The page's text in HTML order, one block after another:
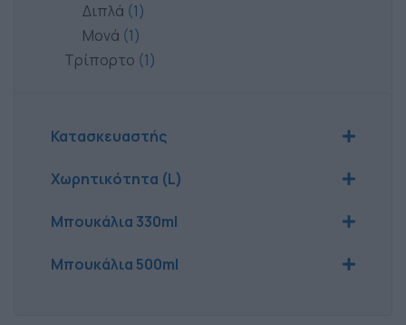
Διπλά 1
Μονά 1
Τρίπορτο 1
Κατασκευαστής
Χωρητικότητα (L)
1000 - 2000lt
Μπουκάλια 330ml
1000 - 2000 (1)
Μπουκάλια 500ml